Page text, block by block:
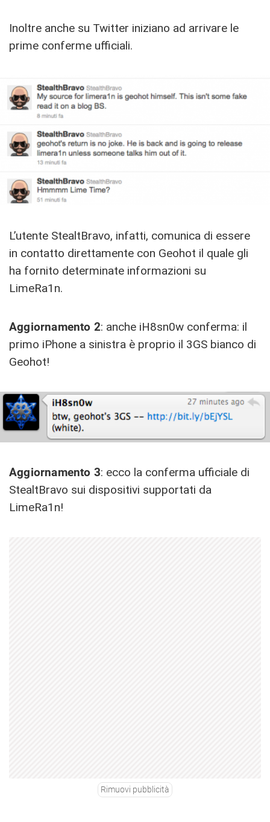
Inoltre anche su Twitter iniziano ad arrivare le
prime conferme ufficiali.
L’utente StealtBravo, infatti, comunica di essere
in contatto direttamente con Geohot il quale gli
ha fornito determinate informazioni su
LimeRa1n.
Aggiornamento 2: anche iH8sn0w conferma: il
primo iPhone a sinistra è proprio il 3GS bianco di
Geohot!
Aggiornamento 3: ecco la conferma ufficiale di
StealtBravo sui dispositivi supportati da
LimeRa1n!
Rimuovi pubblicità